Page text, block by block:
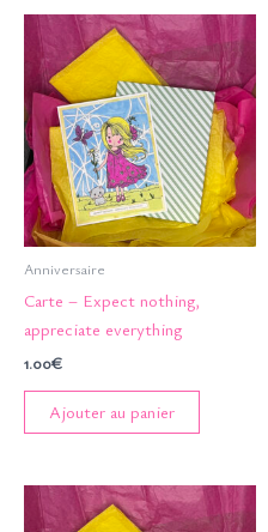
Anniversaire
Carte – Expect nothing,
appreciate everything
1.00€
Ajouter au panier